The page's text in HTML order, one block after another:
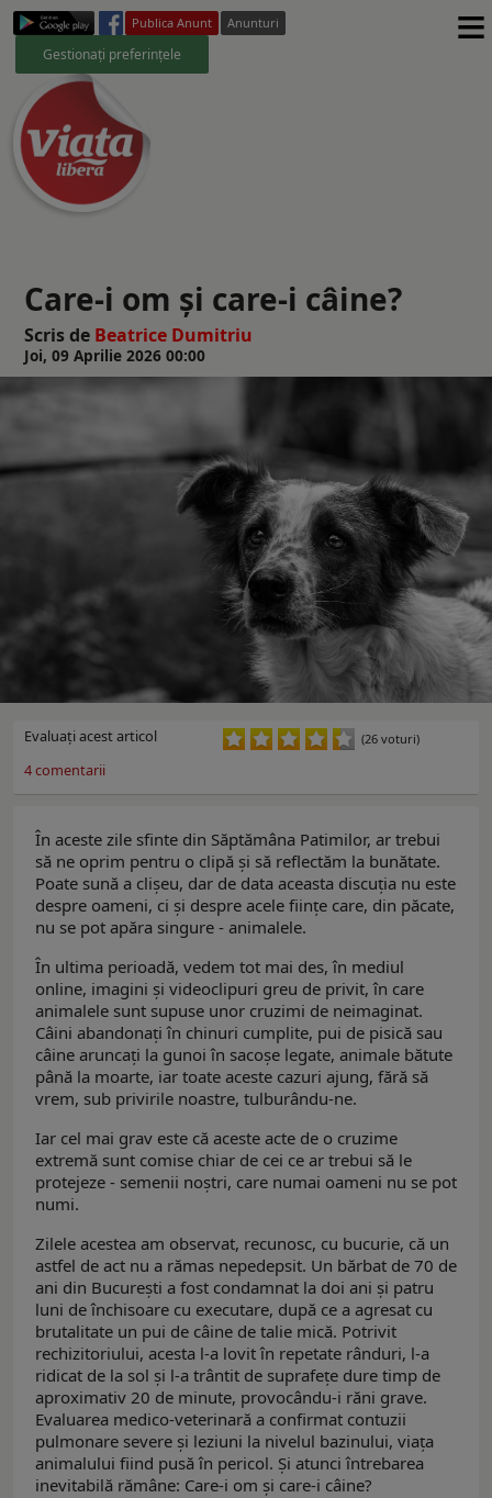
Publica Anunt Anunturi
Gestionați preferințele ≡
Care-i om și care-i câine?
Scris de Beatrice Dumitriu
Joi, 09 Aprilie 2026 00:00
Evaluaţi acest articol (26 voturi)
4comentarii
În aceste zile sfinte din Săptămâna Patimilor, ar trebui
să ne oprim pentru o clipă și să reflectăm la bunătate.
Poate sună a clișeu, dar de data aceasta discuția nu este
despre oameni, ci și despre acele ființe care, din păcate,
nu se pot apăra singure - animalele.
În ultima perioadă, vedem tot mai des, în mediul
online, imagini și videoclipuri greu de privit, în care
animalele sunt supuse unor cruzimi de neimaginat.
Câini abandonați în chinuri cumplite, pui de pisică sau
câine aruncați la gunoi în sacoșe legate, animale bătute
până la moarte, iar toate aceste cazuri ajung, fără să
vrem, sub privirile noastre, tulburându-ne.
Iar cel mai grav este că aceste acte de o cruzime
extremă sunt comise chiar de cei ce ar trebui să le
protejeze - semenii noștri, care numai oameni nu se pot
numi.
Zilele acestea am observat, recunosc, cu bucurie, că un
astfel de act nu a rămas nepedepsit. Un bărbat de 70 de
ani din București a fost condamnat la doi ani și patru
luni de închisoare cu executare, după ce a agresat cu
brutalitate un pui de câine de talie mică. Potrivit
rechizitoriului, acesta l-a lovit în repetate rânduri, l-a
ridicat de la sol și l-a trântit de suprafețe dure timp de
aproximativ 20 de minute, provocându-i răni grave.
Evaluarea medico-veterinară a confirmat contuzii
pulmonare severe și leziuni la nivelul bazinului, viața
animalului fiind pusă în pericol. Și atunci întrebarea
inevitabilă rămâne: Care-i om și care-i câine?